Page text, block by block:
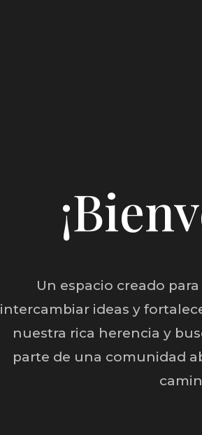
Un espacio creado
intercambiar ideas y
nuestra rica herencia y
parte de una comunidad